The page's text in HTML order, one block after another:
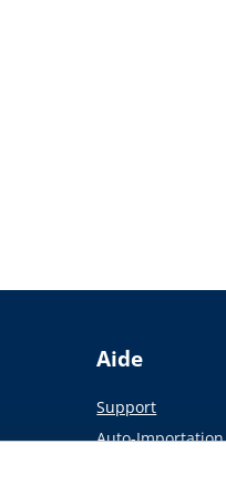
Aide
Support
Auto-Importation